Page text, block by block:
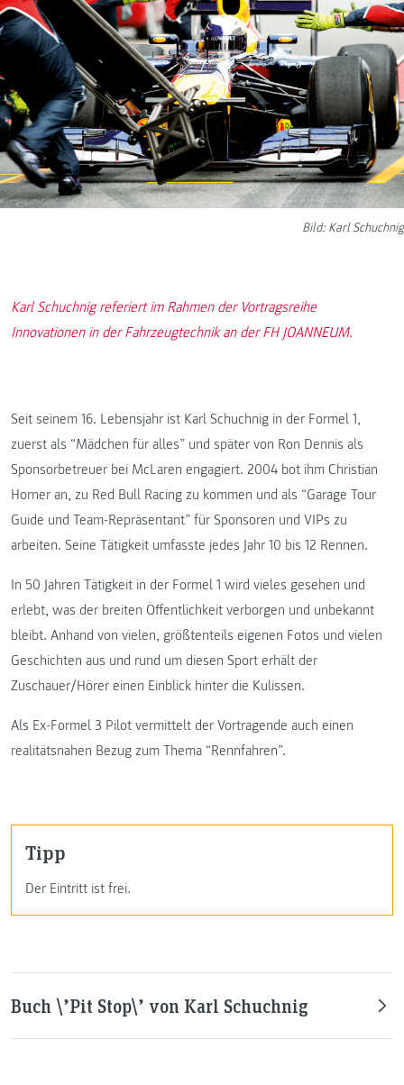
Bild: Karl Schuchnig
Karl Schuchnig referiert im Rahmen der Vortragsreihe
Innovationen in der Fahrzeugtechnik an der FH JOANNEUM.
Seit seinem 16. Lebensjahr ist Karl Schuchnig in der Formel 1,
zuerst als “Mädchen für alles” und später von Ron Dennis als
Sponsorbetreuer bei McLaren engagiert. 2004 bot ihm Christian
Horner an, zu Red Bull Racing zu kommen und als “Garage Tour
Guide und Team-Repräsentant” für Sponsoren und VIPs zu
arbeiten. Seine Tätigkeit umfasste jedes Jahr 10 bis 12 Rennen.
In 50 Jahren Tätigkeit in der Formel 1 wird vieles gesehen und
erlebt, was der breiten Öffentlichkeit verborgen und unbekannt
bleibt. Anhand von vielen, größtenteils eigenen Fotos und vielen
Geschichten aus und rund um diesen Sport erhält der
Zuschauer/Hörer einen Einblick hinter die Kulissen.
Als Ex-Formel 3 Pilot vermittelt der Vortragende auch einen
realitätsnahen Bezug zum Thema “Rennfahren”.
Tipp
Der Eintritt ist frei.
Buch \’Pit Stop\’ von Karl Schuchnig